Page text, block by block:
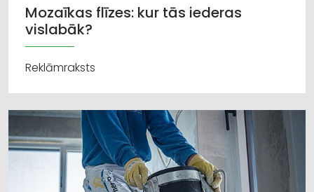
Mozaīkas flīzes: kur tās iederas
vislabāk?
Reklāmraksts